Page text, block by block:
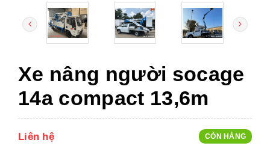
Xe nâng người socage
14a compact 13,6m
Liên hệ CÒN HÀNG